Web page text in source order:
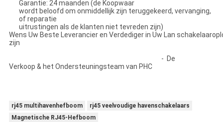
Garantie: 24 maanden (de Koopwaar
wordt beloofd om onmiddellijk zijn teruggekeerd, vervanging,
of reparatie
uitrustingen als de klanten niet tevreden zijn)
Wens Uw Beste Leverancier en Verdediger in Uw Lan
zijn
- De
Verkoop & het Ondersteuningsteam van PHC
rj45 multihavenhefboom
rj45 veelvoudige havenschakelaars
Magnetische RJ45-Hefboom